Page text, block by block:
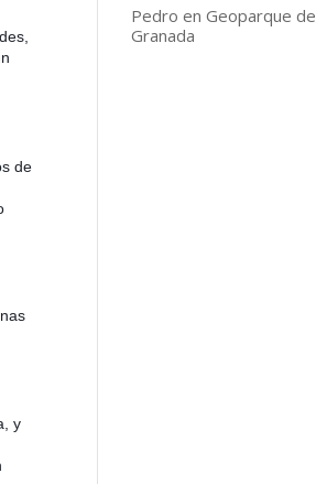
de
y
Pedro enGeoparque de
Granada